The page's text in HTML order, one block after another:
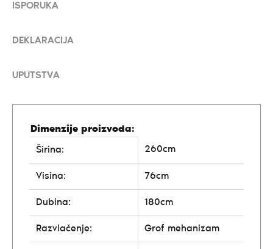
ISPORUKA
DEKLARACIJA
UPUTSTVA
Dimenzije proizvoda:
Širina:
260cm
Visina: 76cm
Dubina: 180cm
Razvlačenje: Grof mehanizam